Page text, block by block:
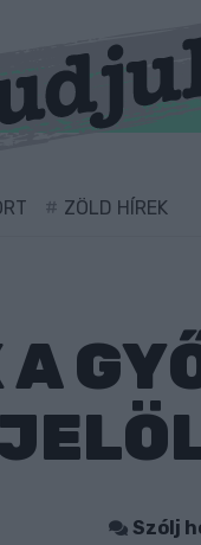
ZÖLD HÍREK
Szólj